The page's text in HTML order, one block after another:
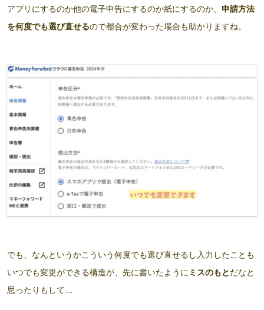
アプリにするのか他の電子申告にするのか紙にするのか、 申請方法
を何度でも選び直せるので都合が変わった場合も助かりますね。
でも、なんというかこういう何度でも選び直せるし入力したことも
いつでも変更ができる構造が、先に書いたように ミスのもとだなと
思ったりもして…